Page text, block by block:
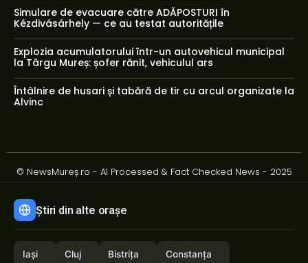
Simulare de evacuare către ADĂPOSTURI în
Kézdivásárhely — ce au testat autoritățile
Explozia acumulatorului într-un autovehicul municipal
la Târgu Mureș: șofer rănit, vehiculul ars
Întâlnire de husari și tabără de tir cu arcul organizate la
Alvinc
© NewsMureș.ro - AI Processed & Fact Checked News - 2025
Știri din alte orașe
Iași Cluj Bistrița Constanța